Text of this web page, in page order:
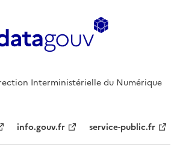
Interministérielle du Numérique
info.gouv.fr service-public.fr